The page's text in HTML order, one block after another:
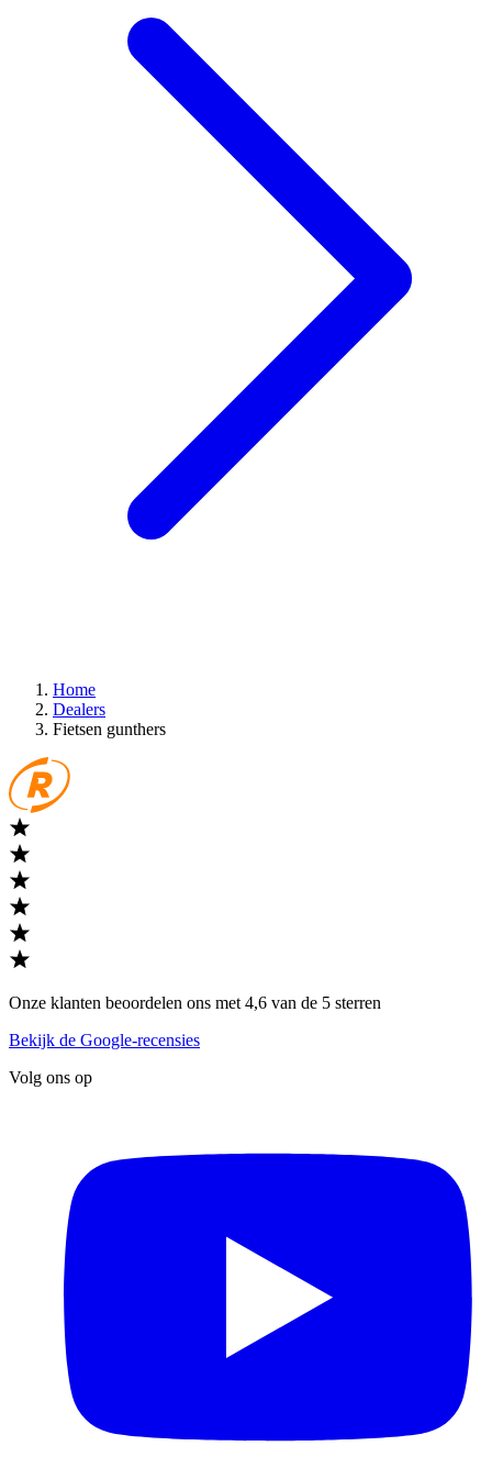
Home
Dealers
Fietsen gunthers
Onze klanten beoordelen ons met 4,6 van de 5 sterren
Bekijk de Google-recensies
Volg ons op